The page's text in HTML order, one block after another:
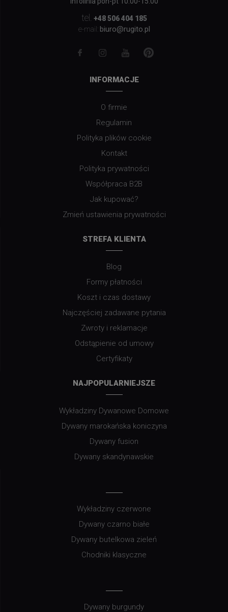
tel.
+48 506 404 185
e-mail: biuro@rugito.pl
INFORMACJE
O firmie
Regulamin
Polityka plików cookie
Kontakt
Polityka prywatności
Współpraca B2B
Jak kupować?
Zmień ustawienia prywatności
STREFA KLIENTA
Blog
Formy płatności
Koszt i czas dostawy
Najczęściej zadawane pytania
Zwroty i reklamacje
Odstąpienie od umowy
Certyfikaty
NAJPOPULARNIEJSZE
Wykładziny Dywanowe Domowe
Dywany marokańska koniczyna
Dywany fusion
Dywany skandynawskie
Wykładziny czerwone
Dywany czarno białe
Dywany butelkowa zieleń
Chodniki klasyczne
Dywany burgundy